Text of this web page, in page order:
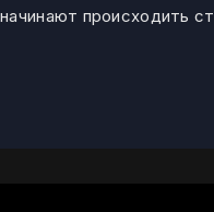
происходить